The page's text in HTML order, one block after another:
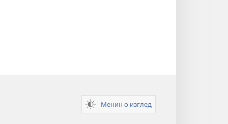
Менин о изглед